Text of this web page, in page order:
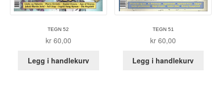
Berliac
Bjørn Bjarre
TEGN 52
kr60,00
Legg i handlekurv
TEGN 51
kr 60,00
Legg i handlekurv